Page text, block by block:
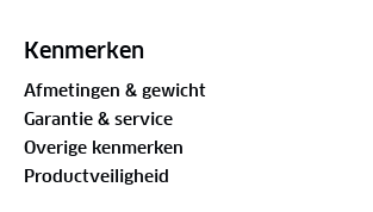
teken. De spray is ideaal voor gebruik
na een dagje in de natuur op
een teek ontdekt? Verwijder deze dan
mogelijk (binnen 8 uur) om de kans
te verkleinen.
Kenmerken
Afmetingen & gewicht
Garantie & service
Overige kenmerken
Productveiligheid